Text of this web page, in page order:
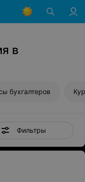
в
бухгалтеров
Фильтры